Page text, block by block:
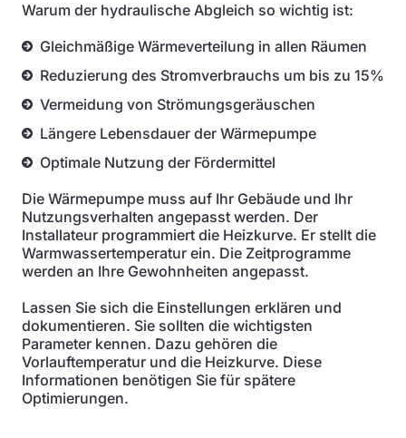
Warum der hydraulische Abgleich so wichtig ist:
Gleichmäßige Wärmeverteilung in allen Räumen
Reduzierung des Stromverbrauchs um bis zu 15%
Vermeidung von Strömungsgeräuschen
Längere Lebensdauer der Wärmepumpe
Optimale Nutzung der Fördermittel
Die Wärmepumpe muss auf Ihr Gebäude und Ihr
Nutzungsverhalten angepasst werden. Der
Installateur programmiert die Heizkurve. Er stellt die
Warmwassertemperatur ein. Die Zeitprogramme
werden an Ihre Gewohnheiten angepasst.
Lassen Sie sich die Einstellungen erklären und
dokumentieren. Sie sollten die wichtigsten
Parameter kennen. Dazu gehören die
Vorlauftemperatur und die Heizkurve. Diese
Informationen benötigen Sie für spätere
Optimierungen.